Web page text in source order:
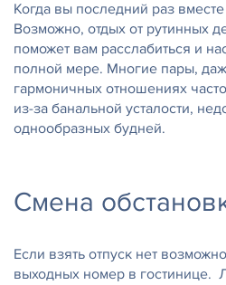
Когда вы последний раз
Возможно, отдых от рутинных
поможет вам расслабиться и
полной мере. Многие пары,
гармоничных отношениях
из-за банальной усталости,
однообразных будней.
Смена
Если взять отпуск нет
выходных номер в гостинице.